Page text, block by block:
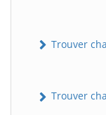
Trouver
Trouver